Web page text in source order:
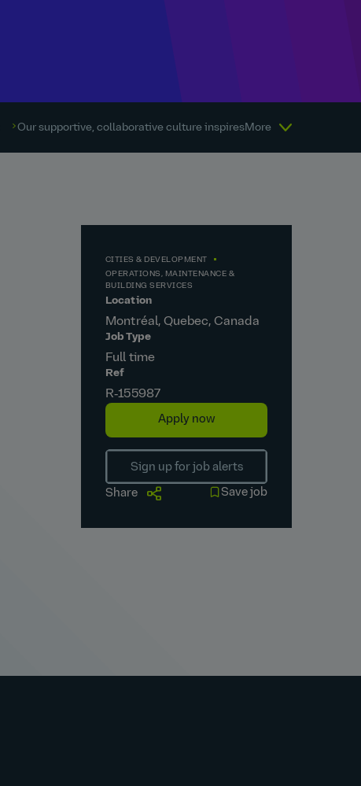
Our supportive, collaborative culture inspires us as a global
More
CITIES & DEVELOPMENT
OPERATIONS, MAINTENANCE &
BUILDING SERVICES
Location
Montréal, Quebec, Canada
Job Type
Full time
Ref
R‑155987
Apply now
Sign up for job alerts
Share Save job